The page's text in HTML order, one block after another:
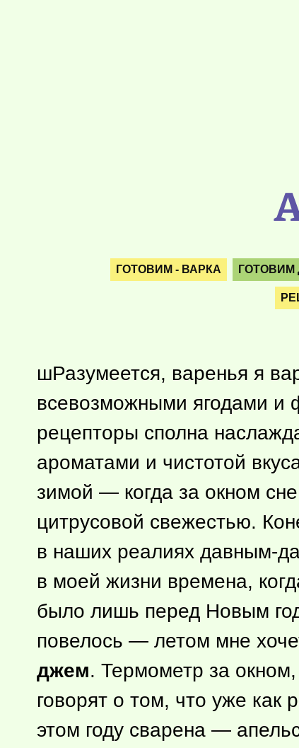
ГОТОВИМ - ВАРКА ГОТОВИМ
шРазумеется, варенья я
всевозможными ягодами и
рецепторы сполна
ароматами и чистотой
зимой — когда за окном
цитрусовой свежестью.
в наших реалиях давным-
в моей жизни времена,
было лишь перед Новым
повелось — летом мне
джем. Термометр за
говорят о том, что уже как
этом году сварена —